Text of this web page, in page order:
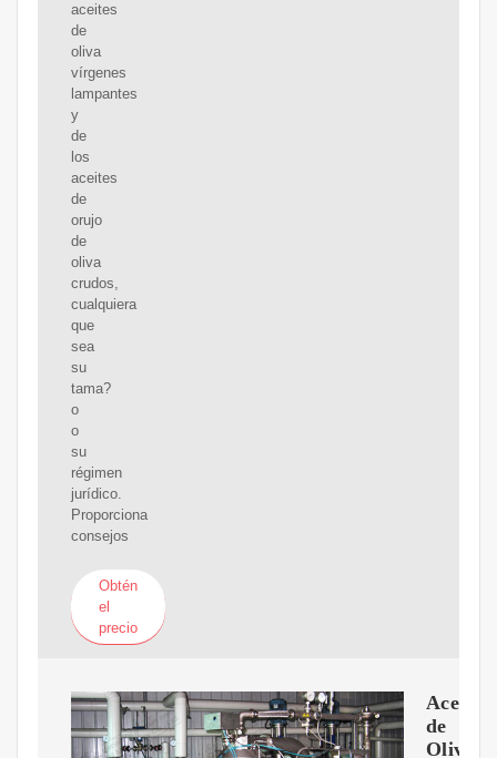
aceites
de
oliva
vírgenes
lampantes
y
de
los
aceites
de
orujo
de
oliva
crudos,
cualquiera
que
sea
su
tama?
o
o
su
régimen
jurídico.
Proporciona
consejos
Obtén
el
precio
Aceite
de
Oliva